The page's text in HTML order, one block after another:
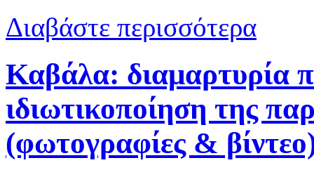
Διαβάστε περισσότερα
Καβάλα: διαμαρτυρία
ιδιωτικοποίηση της
(φωτογραφίες &